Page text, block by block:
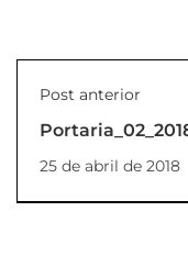
Post anterior
25 de abril de 2018